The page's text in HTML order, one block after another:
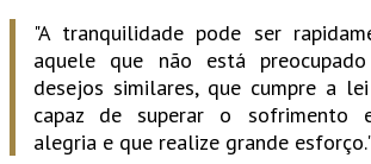
"A tranquilidade pode ser
aquele que não está
desejos similares, que cumpre a
capaz de superar o sofrimento
alegria e que realize grande